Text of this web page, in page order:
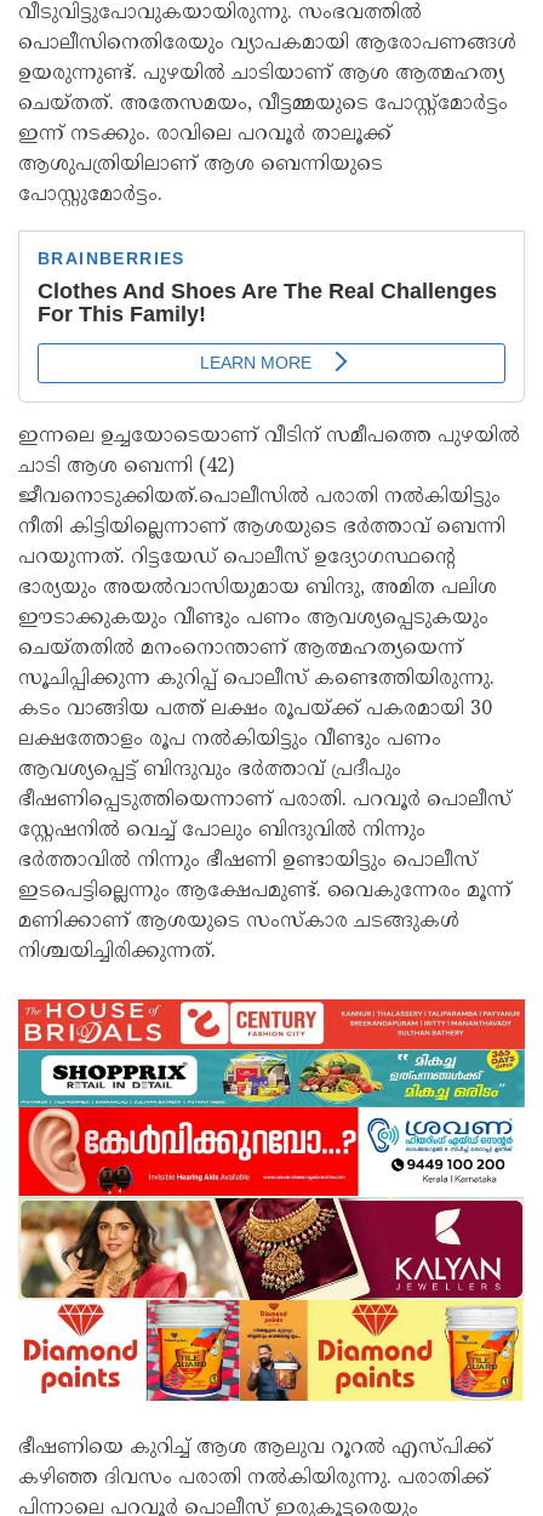
വീടുവിട്ടുപോവുകയായിരുന്നു. സംഭവത്തില്‍
പൊലീസിനെതിരേയും വ്യാപകമായി ആരോപണങ്ങള്‍
ഉയരുന്നുണ്ട്. പുഴയില്‍ ചാടിയാണ് ആശ ആത്മഹത്യ
ചെയ്തത്. അതേസമയം, വീട്ടമ്മയുടെ പോസ്റ്റ്‌മോര്‍ട്ടം
ഇന്ന് നടക്കും. രാവിലെ പറവൂര്‍ താലൂക്ക്
ആശുപത്രിയിലാണ് ആശ ബെന്നിയുടെ
പോസ്റ്റുമോര്‍ട്ടം.
ഇന്നലെ ഉച്ചയോടെയാണ് വീടിന് സമീപത്തെ പുഴയില്‍
ചാടി ആശ ബെന്നി (42)
ജീവനൊടുക്കിയത്.പൊലീസില്‍ പരാതി നല്‍കിയിട്ടും
നീതി കിട്ടിയില്ലെന്നാണ് ആശയുടെ ഭര്‍ത്താവ് ബെന്നി
പറയുന്നത്. റിട്ടയേഡ് പൊലീസ് ഉദ്യോഗസ്ഥന്റെ
ഭാര്യയും അയല്‍വാസിയുമായ ബിന്ദു, അമിത പലിശ
ഈടാക്കുകയും വീണ്ടും പണം ആവശ്യപ്പെടുകയും
ചെയ്തതില്‍ മനംനൊന്താണ് ആത്മഹത്യയെന്ന്
സൂചിപ്പിക്കുന്ന കുറിപ്പ് പൊലീസ് കണ്ടെത്തിയിരുന്നു.
കടം വാങ്ങിയ പത്ത് ലക്ഷം രൂപയ്ക്ക് പകരമായി 30
ലക്ഷത്തോളം രൂപ നല്‍കിയിട്ടും വീണ്ടും പണം
ആവശ്യപ്പെട്ട് ബിന്ദുവും ഭര്‍ത്താവ് പ്രദീപും
ഭീഷണിപ്പെടുത്തിയെന്നാണ് പരാതി. പറവൂര്‍ പൊലീസ്
സ്റ്റേഷനില്‍ വെച്ച് പോലും ബിന്ദുവില്‍ നിന്നും
ഭര്‍ത്താവില്‍ നിന്നും ഭീഷണി ഉണ്ടായിട്ടും പൊലീസ്
ഇടപെട്ടില്ലെന്നും ആക്ഷേപമുണ്ട്. വൈകുന്നേരം മൂന്ന്
മണിക്കാണ് ആശയുടെ സംസ്‌കാര ചടങ്ങുകള്‍
നിശ്ചയിച്ചിരിക്കുന്നത്.
ഭീഷണിയെ കുറിച്ച് ആശ ആലുവ റൂറല്‍ എസ്പിക്ക്
കഴിഞ്ഞ ദിവസം പരാതി നല്‍കിയിരുന്നു. പരാതിക്ക്
പിന്നാലെ പറവൂര്‍ പൊലീസ് ഇരുകൂട്ടരെയും